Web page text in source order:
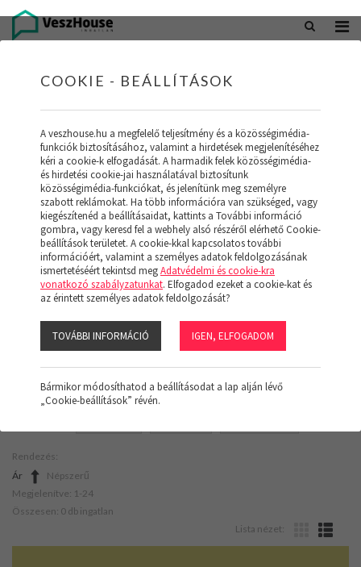
office@veszhouse.hu +36 20 402 5098
INGATLAN KÉSZLETÜNK
(19)
Szűrő megjelenítése
Rendezés:
Ár
Népszerű
Megjelenítve: 1-24
Összesen: 0 db ingatlan
Lista nézet:
COOKIE - BEÁLLÍTÁSOK
A veszhouse.hu a megfelelő teljesítmény és a közösségimédia-
funkciók biztosításához, valamint a hirdetések megjelenítéséhez
kéri a cookie-k elfogadását. A harmadik felek közösségimédia-
és hirdetési cookie-jai használatával biztosítunk
közösségimédia-funkciókat, és jelenítünk meg személyre
szabott reklámokat. Ha több információra van szükséged, vagy
kiegészítenéd a beállításaidat, kattints a További információ
gombra, vagy keresd fel a webhely alsó részéről elérhető Cookie-
beállítások területet. A cookie-kkal kapcsolatos további
információért, valamint a személyes adatok feldolgozásának
ismertetéséért tekintsd megAdatvédelmi és cookie-kra
vonatkozó szabályzatunkat. Elfogadod ezeket a cookie-kat és
az érintett személyes adatok feldolgozását?
TOVÁBBI INFORMÁCIÓ IGEN, ELFOGADOM
Bármikor módosíthatod a beállításodat a lap alján lévő
„Cookie-beállítások” révén.